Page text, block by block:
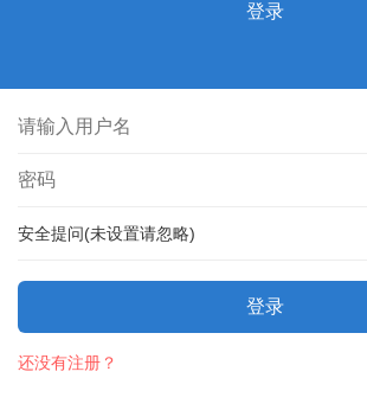
登录
安全提问(未设置请忽略)
登录
还没有注册？